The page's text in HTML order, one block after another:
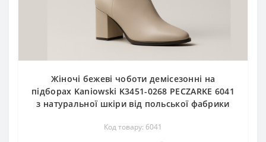
Жіночі бежеві чоботи демісезонні на
підборах Kaniowski K3451-0268 PECZARKE 6041
з натуральної шкіри від польської фабрики
Код товару: 6041